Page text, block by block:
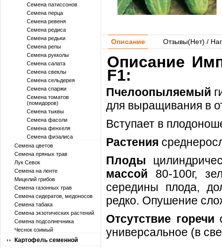
Семена патиссонов
Семена перца
Семена ревеня
Семена редиса
Семена редьки
Семена репы
Семена рукколы
Семена салата
Семена свеклы
Семена сельдерея
Семена спаржи
Семена томатов
(помидоров)
Семена тыквы
Семена фасоли
Семена фенхеля
Семена физалиса
Семена цветов
Семена пряных трав
Лук Севок
Семена на ленте
Мицелий грибов
Семена газонных трав
Семена сидератов, медоносов
Семена табака
Семена экзотических растений
Семена подсолнечника
Чеснок озимый
Картофель семенной
Описание Отзывы(Нет) /
Описание
F1:
Пчелоопыляемый
для выращивания в
Вступает в
Растения
Плоды
массой 80-100г,
середины плода,
редко. Опушение
Отсутствие горечи
универсальное (в